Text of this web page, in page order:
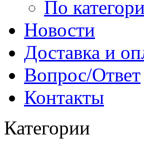
По
Новости
Доставка и
Вопрос/Ответ
Контакты
Категории